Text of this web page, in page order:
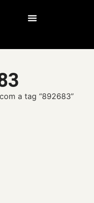
a tag “892683”